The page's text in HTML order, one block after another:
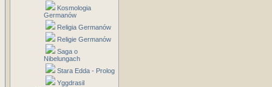
Kosmologia
Germanów
Religia Germanów
Religie Germanów
Saga o
Nibelungach
Stara Edda - Prolog
Yggdrasil